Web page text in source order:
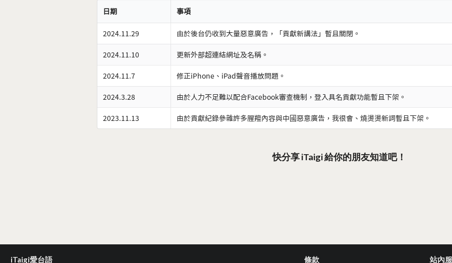
日期
事項
2024.11.29 由於後台仍收到大量惡意廣告，「貢獻新講法」暫且關閉。
2024.11.10 更新外部超連結網址及名稱。
2024.11.7 修正iPhone、iPad聲音播放問題。
2024.3.28 由於人力不足難以配合Facebook審查機制，登入具名貢獻功能暫且下架。
2023.11.13 由於貢獻紀錄參雜許多腥羶內容與中國惡意廣告，我很會、燒燙燙新詞暫且下架。
快分享 iTaigi 給你的朋友知道吧！
iTaigi愛台語 條款 站內